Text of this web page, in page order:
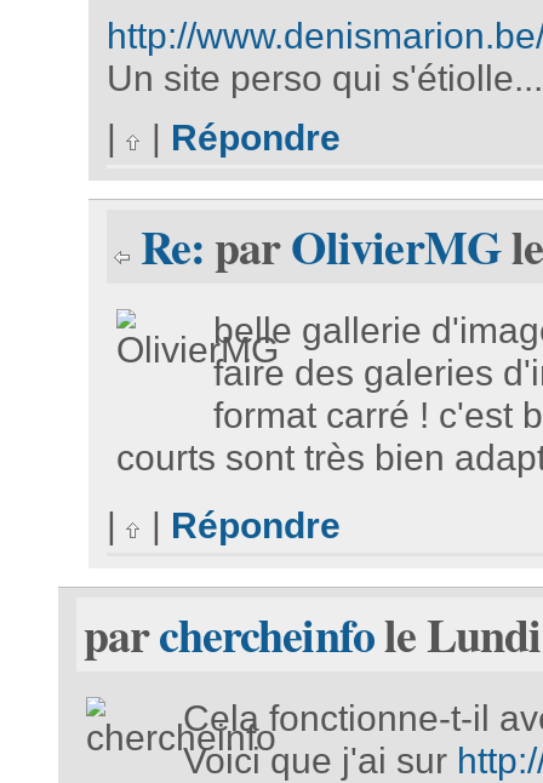
http://
Un site perso qui s'étiolle...
|
| Répondre
Re:parOlivierMG
belle gallerie
faire des galeries
format carré ! c'est
courts sont très bien
|
Répondre
parchercheinfole
Cela fonctionne-t-il
Voici que j'ai sur